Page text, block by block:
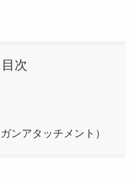
目次
ンアタッチメント）